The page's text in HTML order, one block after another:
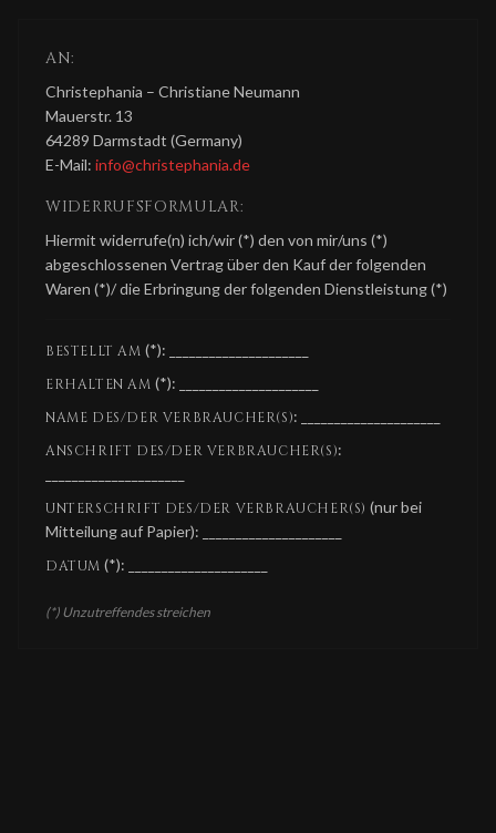
AN:
Christephania – Christiane Neumann
Mauerstr. 13
64289 Darmstadt (Germany)
E-Mail: info@christephania.de
WIDERRUFSFORMULAR:
Hiermit widerrufe(n) ich/wir (*) den von mir/uns (*)
abgeschlossenen Vertrag über den Kauf der folgenden
Waren (*)/ die Erbringung der folgenden Dienstleistung (*)
BESTELLT AM (*): _____________________
ERHALTEN AM (*): _____________________
NAME DES/DER VERBRAUCHER(S): _____________________
ANSCHRIFT DES/DER VERBRAUCHER(S):
UNTERSCHRIFT DES/DER VERBRAUCHER(S) (nur bei
Mitteilung auf Papier): _____________________
DATUM (*): _____________________
(*) Unzutreffendes streichen